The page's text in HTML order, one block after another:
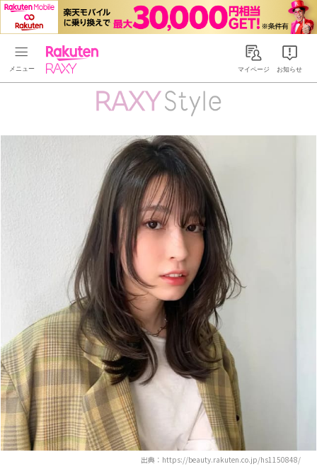
Rakuten RAXYマイページ お知らせ
出典：https://beauty.rakuten.co.jp/hs1150848/